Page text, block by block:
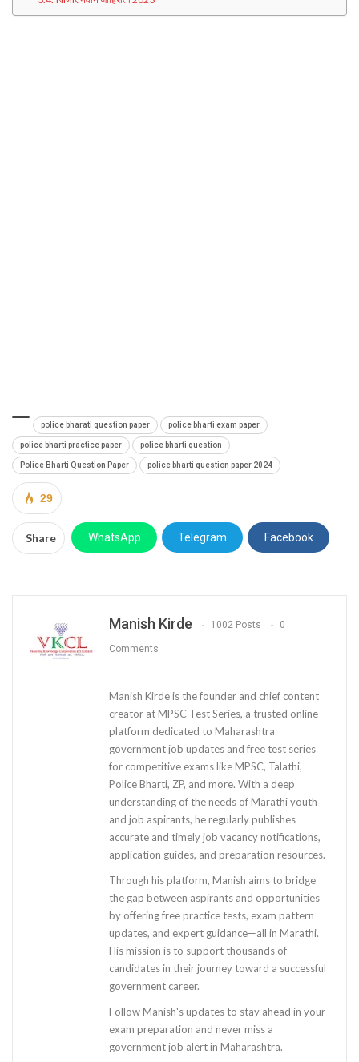
police bharati question paper police bharti exam paper
police bharti practice paper police bharti question
Police Bharti Question Paper police bharti question paper 2024
29
Share WhatsApp Telegram Facebook
Manish Kirde 1002 Posts 0
Comments
Manish Kirde is the founder and chief content
creator at MPSC Test Series, a trusted online
platform dedicated to Maharashtra
government job updates and free test series
for competitive exams like MPSC, Talathi,
Police Bharti, ZP, and more. With a deep
understanding of the needs of Marathi youth
and job aspirants, he regularly publishes
accurate and timely job vacancy notifications,
application guides, and preparation resources.
Through his platform, Manish aims to bridge
the gap between aspirants and opportunities
by offering free practice tests, exam pattern
updates, and expert guidance—all in Marathi.
His mission is to support thousands of
candidates in their journey toward a successful
government career.
Follow Manish's updates to stay ahead in your
exam preparation and never miss a
government job alert in Maharashtra.